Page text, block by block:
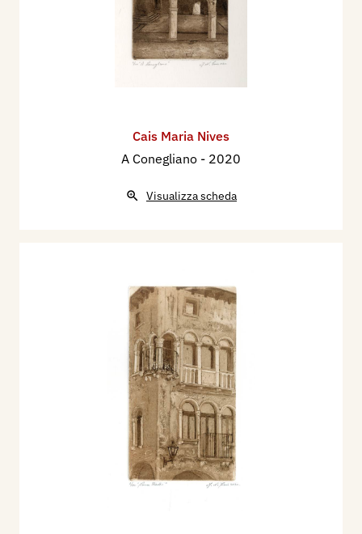
Cais Maria Nives
A Conegliano - 2020
Visualizza scheda